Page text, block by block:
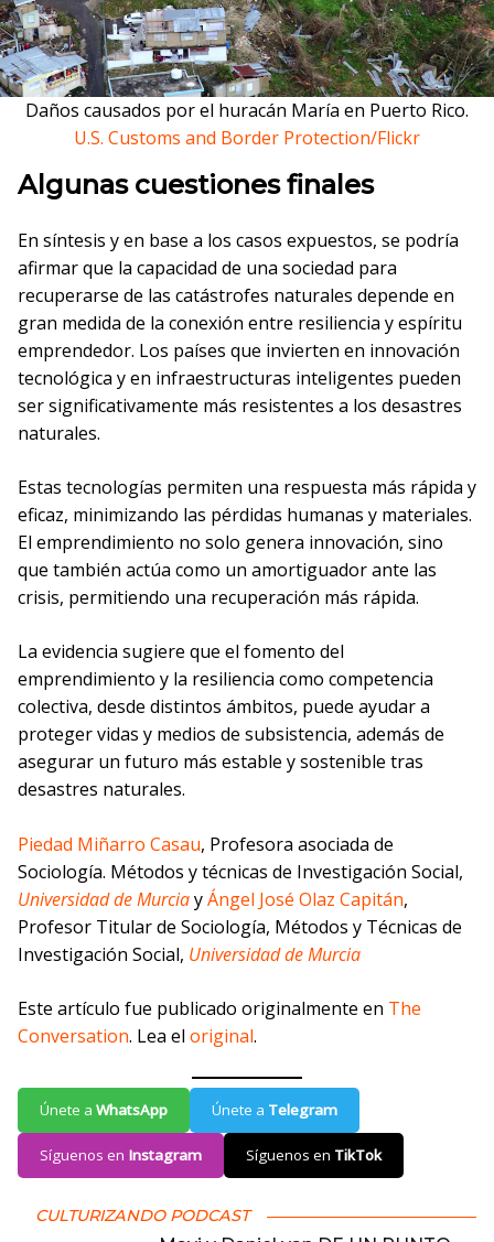
Daños causados por el huracán María en Puerto Rico.
U.S. Customs and Border Protection/Flickr
Algunas cuestiones finales
En síntesis y en base a los casos expuestos, se podría
afirmar que la capacidad de una sociedad para
recuperarse de las catástrofes naturales depende en
gran medida de la conexión entre resiliencia y espíritu
emprendedor. Los países que invierten en innovación
tecnológica y en infraestructuras inteligentes pueden
ser significativamente más resistentes a los desastres
naturales.
Estas tecnologías permiten una respuesta más rápida y
eficaz, minimizando las pérdidas humanas y materiales.
El emprendimiento no solo genera innovación, sino
que también actúa como un amortiguador ante las
crisis, permitiendo una recuperación más rápida.
La evidencia sugiere que el fomento del
emprendimiento y la resiliencia como competencia
colectiva, desde distintos ámbitos, puede ayudar a
proteger vidas y medios de subsistencia, además de
asegurar un futuro más estable y sostenible tras
desastres naturales.
Piedad Miñarro Casau, Profesora asociada de
Sociología. Métodos y técnicas de Investigación Social,
Universidad de MurciayÁngel José Olaz Capitán,
Profesor Titular de Sociología, Métodos y Técnicas de
Investigación Social, Universidad de Murcia
Este artículo fue publicado originalmente en The
Conversation. Lea el original.
Únete a WhatsApp Únete a Telegram
Síguenos en Instagram Síguenos en TikTok
CULTURIZANDO PODCAST